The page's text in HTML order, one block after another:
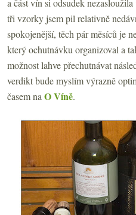
tři vzorky jsem pil relativně
spokojenější, těch pár měsíců je
který ochutnávku organizoval a
možnost lahve přechutnávat
verdikt bude myslím výrazně
časem na O Víně.